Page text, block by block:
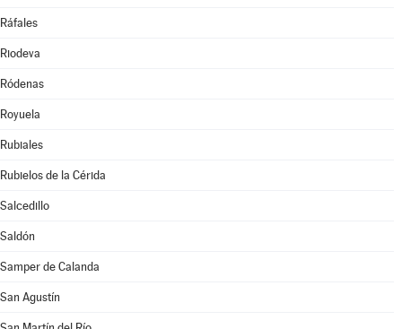
Ráfales
Riodeva
Ródenas
Royuela
Rubiales
Rubielos de la Cérida
Salcedillo
Saldón
Samper de Calanda
San Agustín